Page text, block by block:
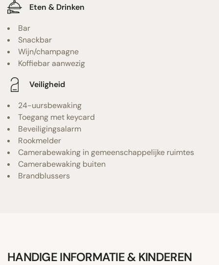
Eten & Drinken
Bar
Snackbar
Wijn/champagne
Koffiebar aanwezig
Veiligheid
24-uursbewaking
Toegang met keycard
Beveiligingsalarm
Rookmelder
Camerabewaking in gemeenschappelijke ruimtes
Camerabewaking buiten
Brandblussers
HANDIGE INFORMATIE & KINDEREN